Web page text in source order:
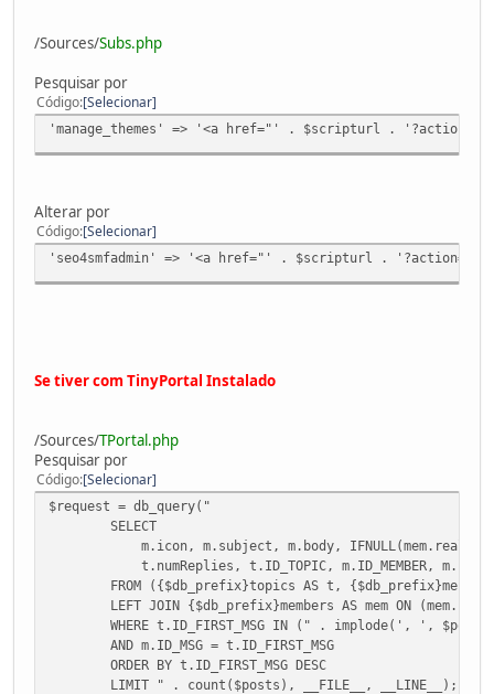
/Sources/Subs.php
Pesquisar por
Código Selecionar
'manage_themes' => '<a href="' . $scripturl .
Alterar por
Código Selecionar
'seo4smfadmin' => '<a href="' . $scripturl .
Se tiver com TinyPortal Instalado
/Sources/TPortal.php
Pesquisar por
Código Selecionar
$request = db_query("
SELECT
m.icon, m.subject, m.body, IFNULL(mem.realName,
t.numReplies, t.ID_TOPIC, m.ID_MEMBER,
FROM ({$db_prefix}topics AS t,
LEFT JOIN {$db_prefix}members AS mem ON
WHERE t.ID_FIRST_MSG IN (" . implode(', ',
AND m.ID_MSG = t.ID_FIRST_MSG
ORDER BY t.ID_FIRST_MSG DESC
LIMIT " . count($posts), __FILE__, __LINE__);